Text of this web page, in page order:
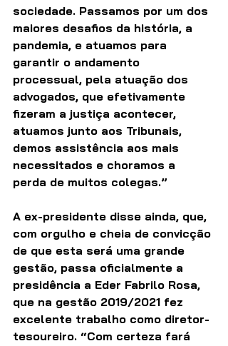
sociedade. Passamos por um dos
maiores desafios da história, a
pandemia, e atuamos para
garantir o andamento
processual, pela atuação dos
advogados, que efetivamente
fizeram a justiça acontecer,
atuamos junto aos Tribunais,
demos assistência aos mais
necessitados e choramos a
perda de muitos colegas.”
A ex-presidente disse ainda, que,
com orgulho e cheia de convicção
de que esta será uma grande
gestão, passa oficialmente a
presidência a Eder Fabrilo Rosa,
que na gestão 2019/2021 fez
excelente trabalho como diretor-
tesoureiro. “Com certeza fará